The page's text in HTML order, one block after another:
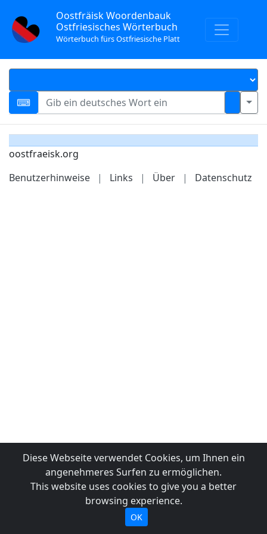
Oostfräisk Woordenbauk
Ostfriesisches Wörterbuch
Wörterbuch fürs Ostfriesische Platt
oostfraeisk.org
Benutzerhinweise
| Links | Über | Datenschutz
Diese Webseite verwendet Cookies, um Ihnen ein
angenehmeres Surfen zu ermöglichen.
This website uses cookies to give you a better
browsing experience.
OK